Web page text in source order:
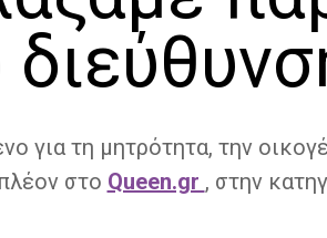
για τη μητρότητα, την
στο Queen.gr , στην